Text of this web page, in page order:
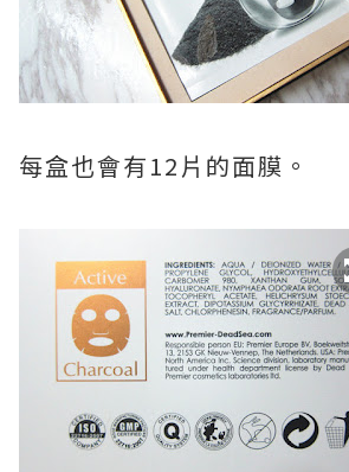
每盒也會有12片的面膜。